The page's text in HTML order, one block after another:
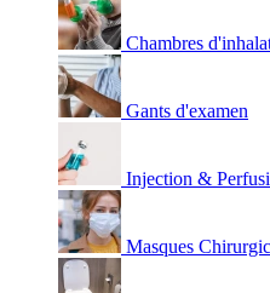
Chambres
Gants d'examen
Injection &
Masques